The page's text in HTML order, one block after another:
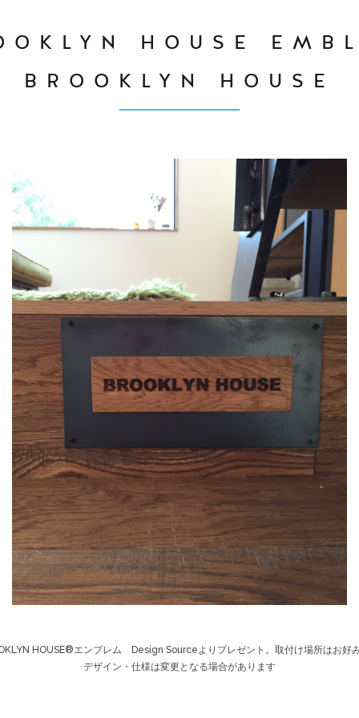
HOUSE
BROOKLYN HOUSE
HOUSE®エンブレム Design Sourceよりプレゼント。取付け場所はお好
デザイン・仕様は変更となる場合があります